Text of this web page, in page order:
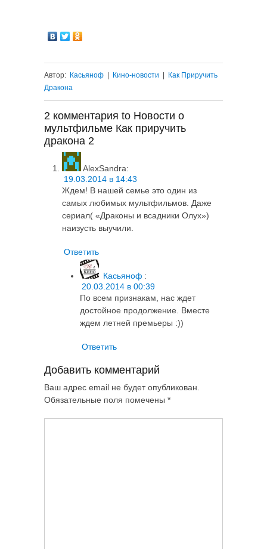
Автор: Касьяноф Кино-новости
Как Приручить
Дракона
2 комментария to Новости о
мультфильме Как приручить
дракона 2
AlexSandra:
19.03.2014 в 14:43
Ждем! В нашей семье этo один из
самых любимых мультфильмов. Даже
сериал( «Драконы и всадники Олух»)
наизусть выучили.
Ответить
Касьяноф :
20.03.2014 в 00:39
По всем признакам, нас ждет
достойное продолжение. Вместе
ждем летней премьеры :))
Ответить
Добавить комментарий
Ваш адрес email не будет опубликован.
Обязательные поля помечены *